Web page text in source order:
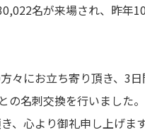
名が来場され、昨年
々にお立ち寄り頂き、3
の名刺交換を行いました。
、心より御礼申し上げます